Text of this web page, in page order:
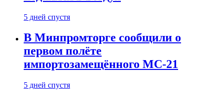
5 дней спустя
В Минпромторге сообщили о
первом полёте
импортозамещённого МС-21
5 дней спустя